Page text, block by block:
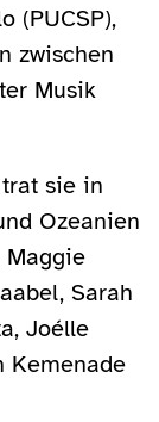
(PUCSP),
zwischen
Musik
sie in
Ozeanien
Maggie
Sarah
Joélle
Kemenade